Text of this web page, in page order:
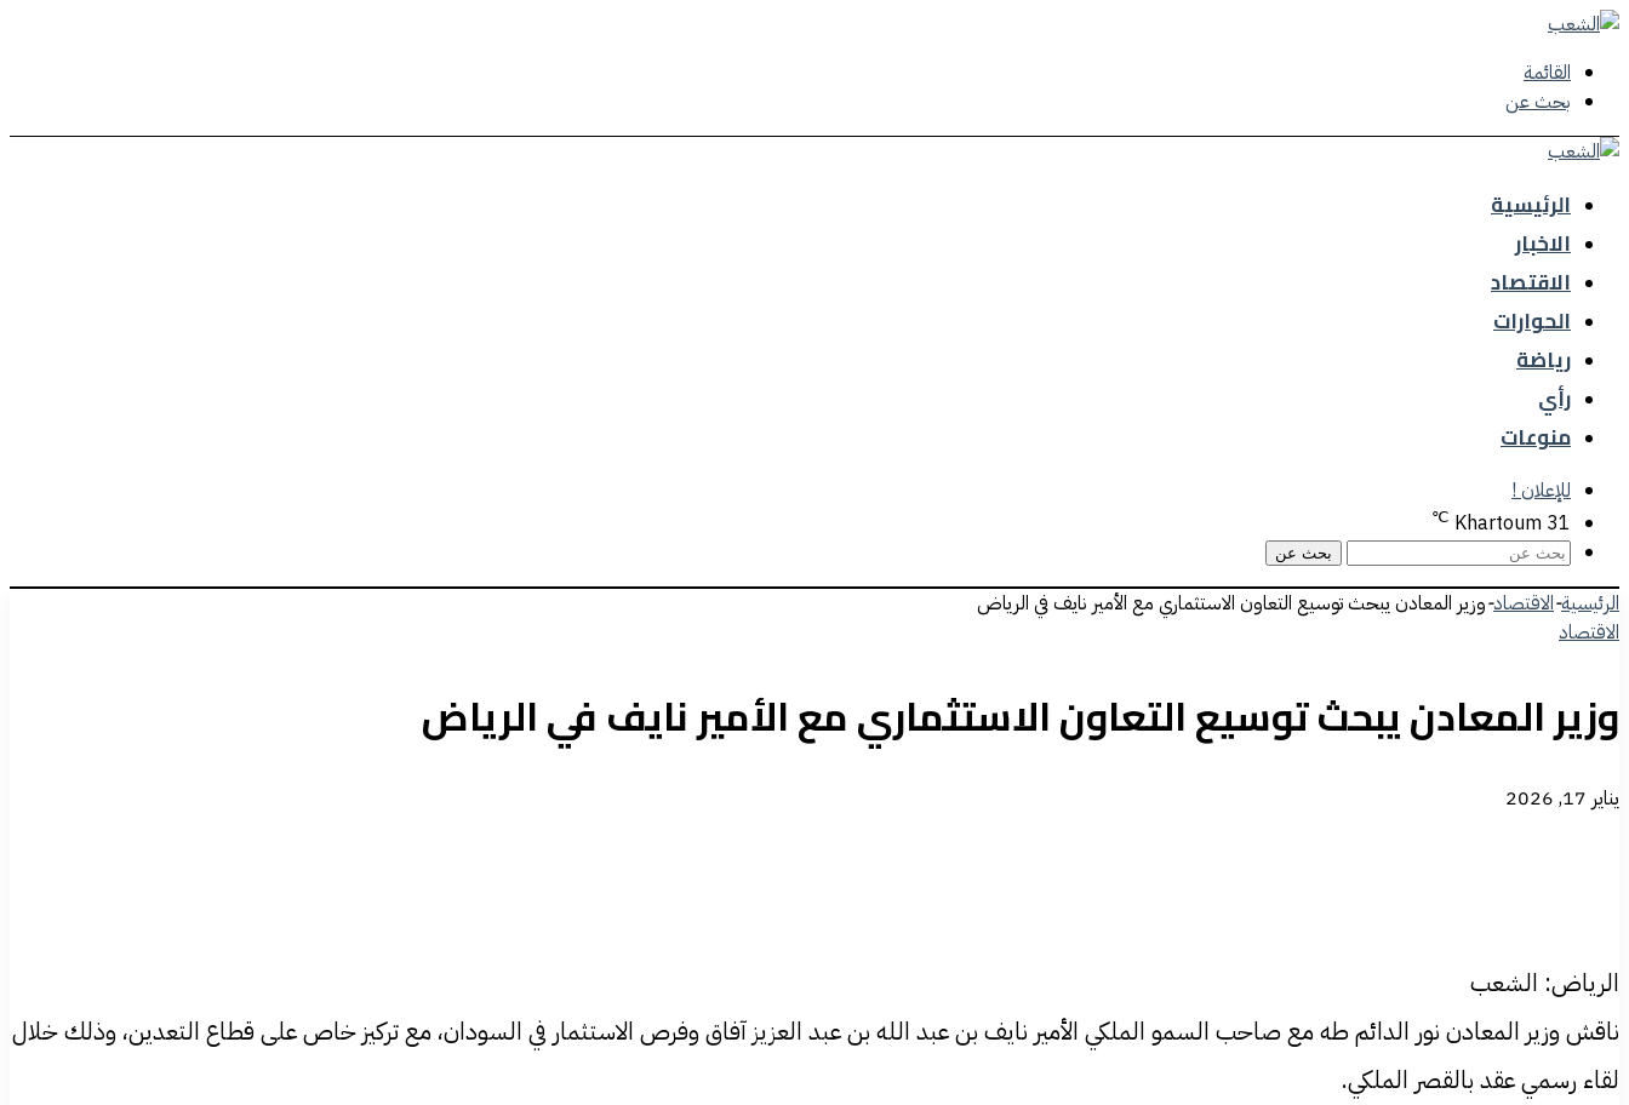
القائمة
بحث عن
الرئيسية
الاخبار
الاقتصاد
الحوارات
رياضة
رأي
منوعات
للإعلان !
Khartoum 31
℃
بحث عن
الرئيسية-الاقتصاد-وزير المعادن يبحث توسيع التعاون الاستثماري مع الأمير نايف في الرياض
الاقتصاد
وزير المعادن يبحث توسيع التعاون الاستثماري مع الأمير نايف في الرياض
يناير 17, 2026
الرياض: الشعب
ناقش وزير المعادن نور الدائم طه مع صاحب السمو الملكي الأمير نايف بن عبد الله بن عبد العزيز آفاق وفرص الاستثمار في السودان، مع تركيز خاص على قطاع التعدين، وذلك خلال
لقاء رسمي عقد بالقصر الملكي.